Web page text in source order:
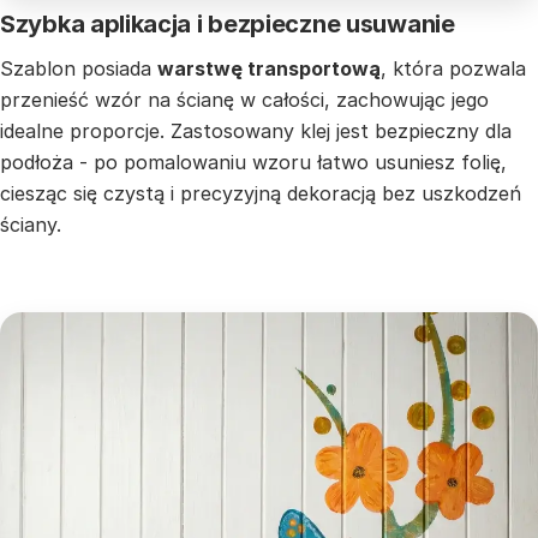
Szybka aplikacja i bezpieczne usuwanie
Szablon posiada warstwę transportową, która pozwala
przenieść wzór na ścianę w całości, zachowując jego
idealne proporcje. Zastosowany klej jest bezpieczny dla
podłoża - po pomalowaniu wzoru łatwo usuniesz folię,
ciesząc się czystą i precyzyjną dekoracją bez uszkodzeń
ściany.